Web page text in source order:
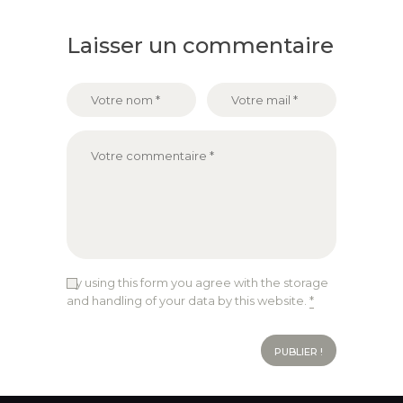
Laisser un commentaire
By using this form you agree with the storage
and handling of your data by this website. *